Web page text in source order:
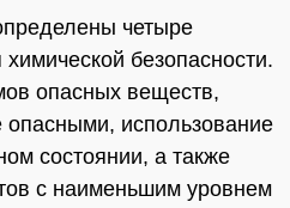
четыре
безопасности.
опасных веществ,
использование
состоянии, а также
с наименьшим уровнем